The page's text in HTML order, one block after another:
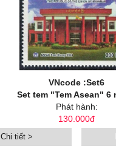
VNcode :Set6
Set tem "Tem Asean" 6
Phát hành:
130.000đ
Chi tiết >